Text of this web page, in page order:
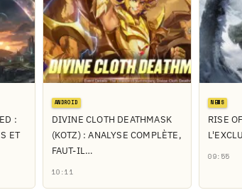
:
ET
ANDROID
DIVINE CLOTH DEATHMASK
(KOTZ) : ANALYSE COMPLÈTE,
FAUT-IL…
10:11
NEWS
RISE
09:55